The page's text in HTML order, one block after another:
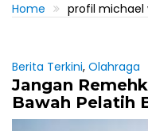
Home profil michael
Berita Terkini, Olahraga
Jangan
Bawah Pelatih